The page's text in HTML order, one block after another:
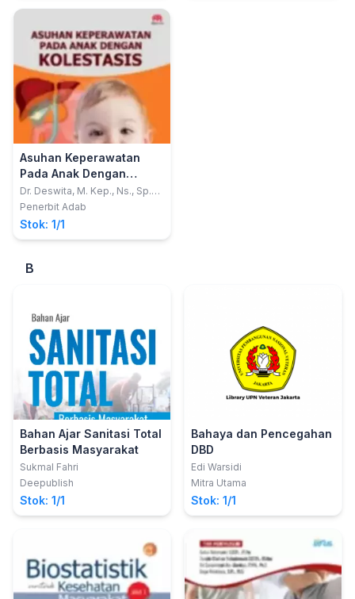
Asuhan Keperawatan
Pada Anak Dengan
Kolesasis
Dr. Deswita, M. Kep., Ns., Sp.
Kep. An.; Anita Rahayu, S. Kep.
Penerbit Adab
Stok: 1/1
B
Bahan Ajar Sanitasi Total
Berbasis Masyarakat
Sukmal Fahri
Deepublish
Stok: 1/1
Bahaya dan Pencegahan
DBD
Edi Warsidi
Mitra Utama
Stok: 1/1